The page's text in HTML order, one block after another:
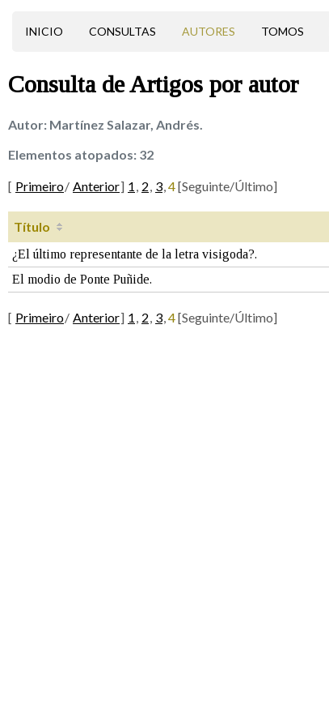
INICIO CONSULTAS AUTORES TOMOS
Consulta deArtigos por autor
Autor: Martínez Salazar, Andrés.
Elementos atopados: 32
[ Primeiro/ Anterior] 1 , 2, 3,4[Seguinte/Último]
Título
¿El último representante de la letra visigoda?.
El modio de Ponte Puñide.
[ Primeiro/ Anterior] 1 , 2, 3,4[Seguinte/Último]